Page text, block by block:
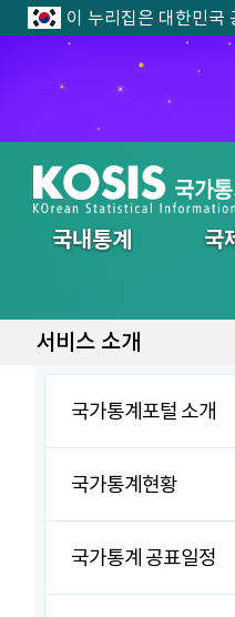
이 누리집은 대한민국
국내통계 국
서비스 소개
국가통계포털 소개
국가통계현황
국가통계 공표일정